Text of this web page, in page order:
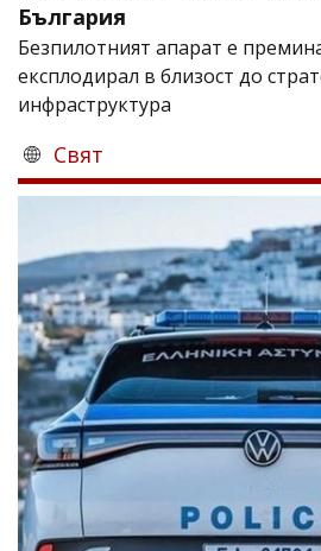
България
Безпилотният апарат е
експлодирал в близост до
инфраструктура
Свят